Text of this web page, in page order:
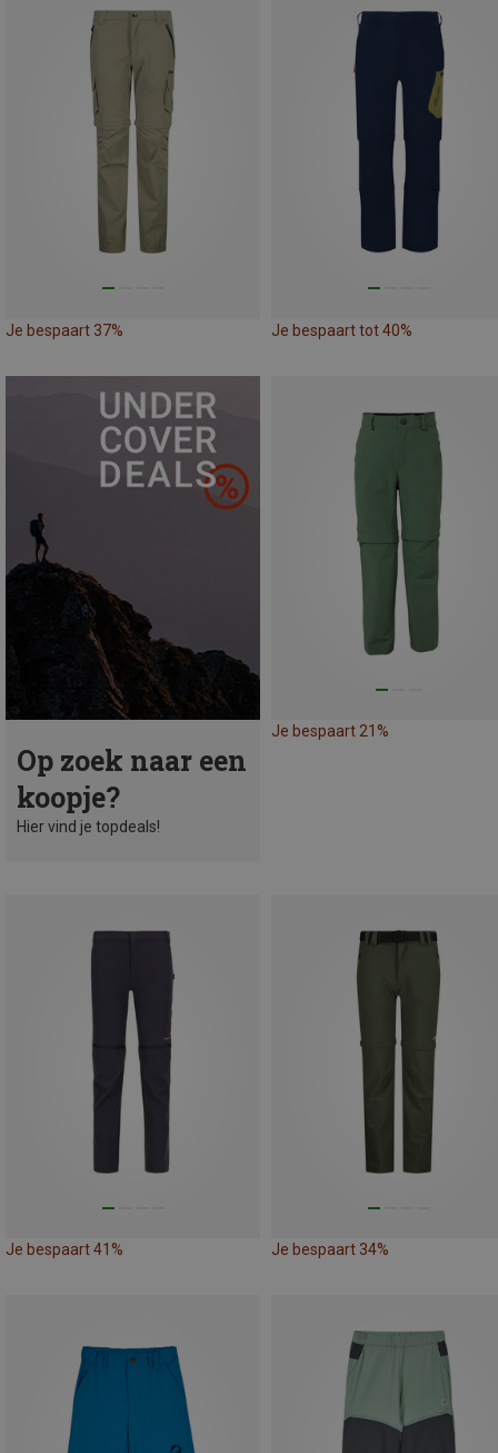
Je bespaart 37% Je bespaart tot 40%
Op zoek naar een
koopje?
Hier vind je topdeals!
Je bespaart 21%
Je bespaart 41% Je bespaart 34%